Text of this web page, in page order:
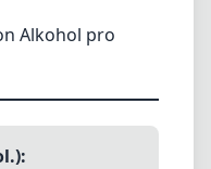
Alkohol pro